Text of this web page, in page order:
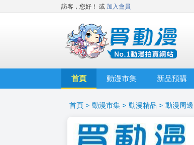
訪客，您好！ 或 加入會員
首頁 動漫市集 新品預購
首頁 > 動漫市集 > 動漫精品 > 動漫周邊